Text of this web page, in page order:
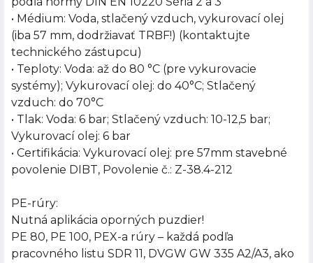
• Médium: Voda, stlačený vzduch, vykurovací olej
(iba 57 mm, dodržiavať TRBF!) (kontaktujte
technického zástupcu)
• Teploty: Voda: až do 80 °C (pre vykurovacie
systémy); Vykurovací olej: do 40°C; Stlačený
vzduch: do 70°C
• Tlak: Voda: 6 bar; Stlačený vzduch: 10-12,5 bar;
Vykurovací olej: 6 bar
• Certifikácia: Vykurovací olej: pre 57mm stavebné
povolenie DIBT, Povolenie č.: Z-38.4-212
PE-rúry:
Nutná aplikácia oporných puzdier!
PE 80, PE 100, PEX-a rúry – každá podľa
pracovného listu SDR 11, DVGW GW 335 A2/A3, ako